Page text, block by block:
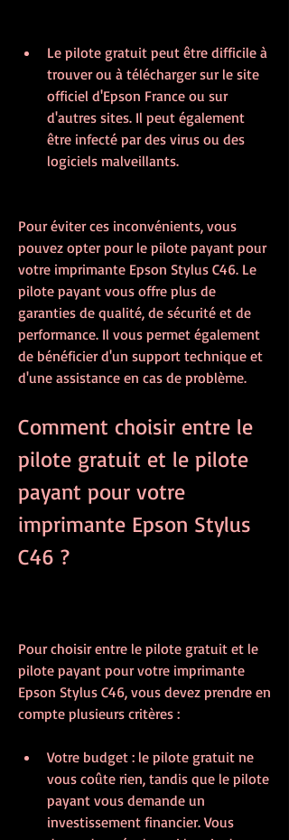
Le pilote gratuit peut être difficile à
trouver ou à télécharger sur le site
officiel d'Epson France ou sur
d'autres sites. Il peut également
être infecté par des virus ou des
logiciels malveillants.
Pour éviter ces inconvénients, vous
pouvez opter pour le pilote payant pour
votre imprimante Epson Stylus C46. Le
pilote payant vous offre plus de
garanties de qualité, de sécurité et de
performance. Il vous permet également
de bénéficier d'un support technique et
d'une assistance en cas de problème.
Comment choisir entre le
pilote gratuit et le pilote
payant pour votre
imprimante Epson Stylus
C46 ?
Pour choisir entre le pilote gratuit et le
pilote payant pour votre imprimante
Epson Stylus C46, vous devez prendre en
compte plusieurs critères :
Votre budget : le pilote gratuit ne
vous coûte rien, tandis que le pilote
payant vous demande un
investissement financier. Vous